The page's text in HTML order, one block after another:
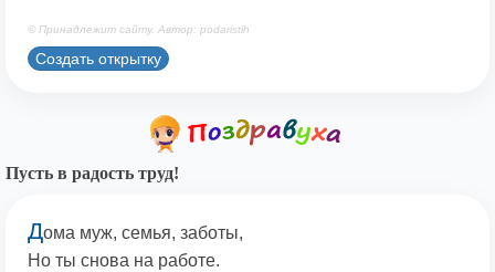
© Принадлежит сайту. Автор: podaristih
Создать открытку
Пусть в радость труд!
Дома муж, семья, заботы,
Но ты снова на работе.